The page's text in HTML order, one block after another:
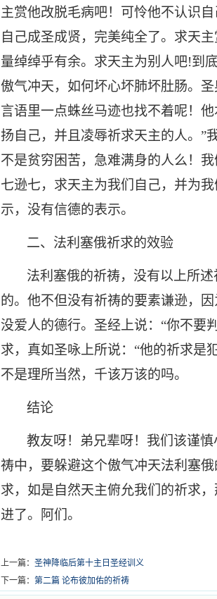
主赏他改脱毛病吧！可怜他不认识
自己成圣成贤，完美纯全了。求天
量绰绰乎有余。求天主为别人吧!到
傲气冲天，如何坏心坏肺坏肚肠。
言语里一点蛛丝马迹也找不着呢！
扬自己，并且凌辱祈求天主的人。”
不是贫穷困苦，急难满身的人么！
七逊七，求天主为我们自己，并为
示，没有信德的表示。
二、法利塞俄祈求的效验
法利塞俄的祈祷，没有以上所
的。他不但没有祈祷的要素谦逊，
没爱人的德行。圣经上说：“你不要
求，真如圣咏上所说：“他的祈求是
不是理所当然，千该万该的吗。
结论
教友呀！弟兄辈呀！我们该谨
祷中，要躲避这个傲气冲天法利塞
求，如是自然天主俯允我们的祈求
进了。阿们。
上一篇： 圣神降临后第十主日圣经训义
下一篇： 第二篇 论布彼加佑的祈祷